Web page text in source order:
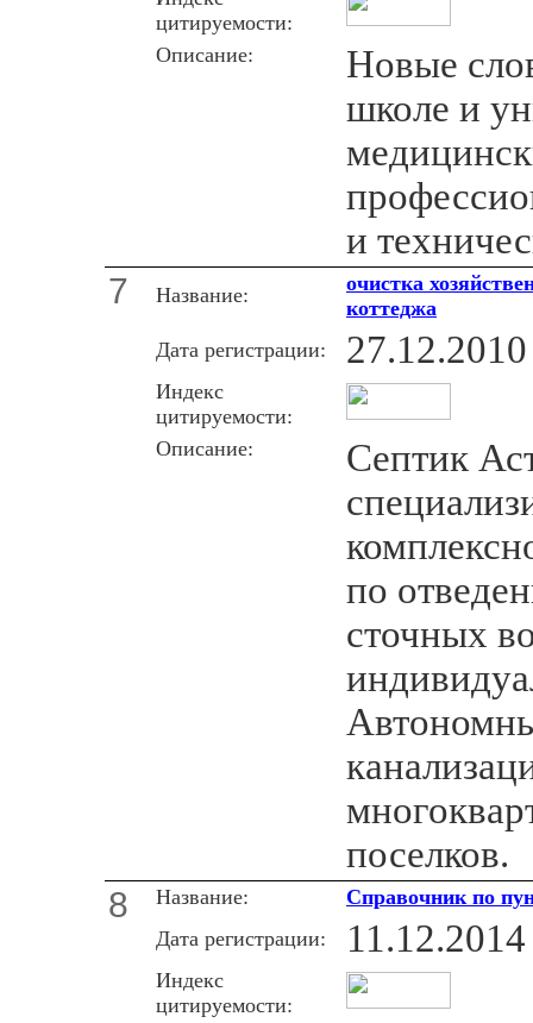
цитируемости:
Описание:
Новые
школе и
и
7 Название:
очистка
коттеджа
Дата регистрации:
27.12.2010
Индекс
цитируемости:
Описание:
Септик
по
сточных
поселков.
8 Название:
Справочник по
Дата регистрации:
11.12.2014
Индекс
цитируемости: